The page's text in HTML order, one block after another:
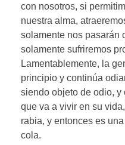
con nosotros, si
nuestra alma,
solamente nos pasarán
solamente sufriremos
Lamentablemente, la
principio y continúa
siendo objeto de odio, y
que va a vivir en su
rabia, y entonces es
cola.